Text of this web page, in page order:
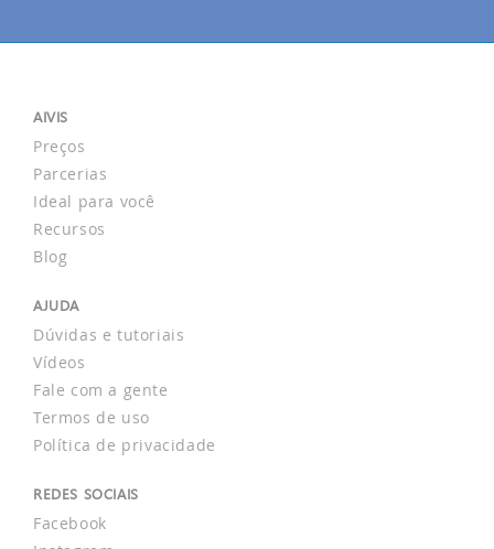
AIVIS
Preços
Parcerias
Ideal para você
Recursos
Blog
AJUDA
Dúvidas e tutoriais
Vídeos
Fale com a gente
Termos de uso
Política de privacidade
REDES SOCIAIS
Facebook